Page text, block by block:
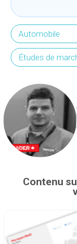
Automobile
Études de
Contenu